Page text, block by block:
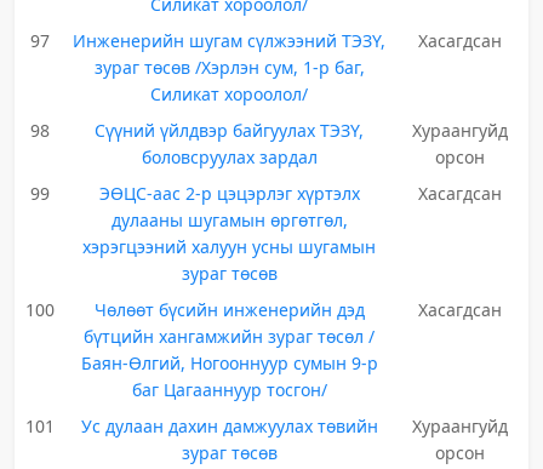
97
Инженерийн шугам сүлжээний ТЭЗҮ,
зураг төсөв /Хэрлэн сум, 1-р баг,
Силикат хороолол/
Хасагдсан
98
Сүүний үйлдвэр байгуулах ТЭЗҮ,
боловсруулах зардал
Хураангуйд
орсон
99
ЭӨЦС-аас 2-р цэцэрлэг хүртэлх
дулааны шугамын өргөтгөл,
хэрэгцээний халуун усны шугамын
зураг төсөв
Хасагдсан
100
Чөлөөт бүсийн инженерийн дэд
бүтцийн хангамжийн зураг төсөл /
Баян-Өлгий, Ногооннуур сумын 9-р
баг Цагааннуур тосгон/
Хасагдсан
101
Ус дулаан дахин дамжуулах төвийн
зураг төсөв
Хураангуйд
орсон